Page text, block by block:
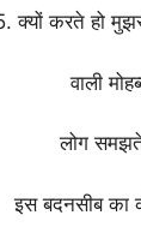
क्यों करते हो
वाली
लोग
इस बदनसीब का